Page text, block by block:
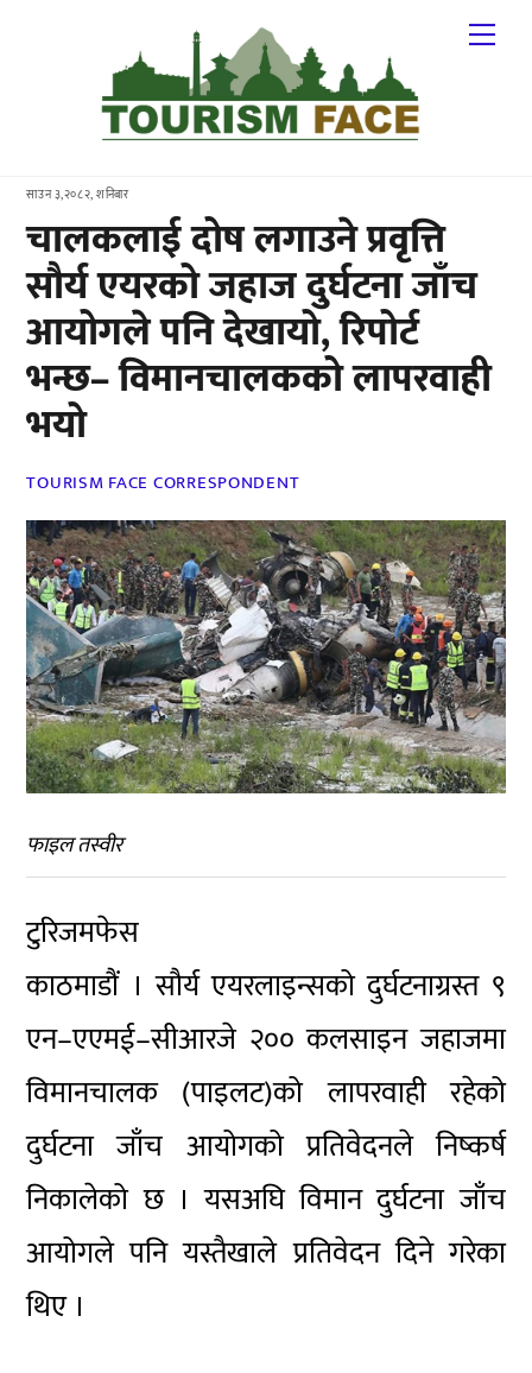
साउन ३,२०८२, शनिबार
चालकलाई दोष लगाउने प्रवृत्ति
सौर्य एयरको जहाज दुर्घटना जाँच
आयोगले पनि देखायो, रिपोर्ट
भन्छ– विमानचालकको लापरवाही
भयो
TOURISM FACE CORRESPONDENT
फाइल तस्वीर
टुरिजमफेस
काठमाडौं । सौर्य एयरलाइन्सको दुर्घटनाग्रस्त ९
एन–एएमई–सीआरजे २०० कलसाइन जहाजमा
विमानचालक (पाइलट)को लापरवाही रहेको
दुर्घटना जाँच आयोगको प्रतिवेदनले निष्कर्ष
निकालेको छ । यसअघि विमान दुर्घटना जाँच
आयोगले पनि यस्तैखाले प्रतिवेदन दिने गरेका
थिए ।